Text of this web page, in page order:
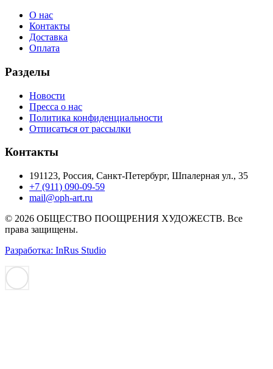
О нас
Контакты
Доставка
Оплата
Разделы
Новости
Пресса о нас
Политика конфиденциальности
Отписаться от рассылки
Контакты
191123, Россия, Санкт-Петербург, Шпалерная ул., 35
+7 (911) 090-09-59
mail@oph-art.ru
© 2026 ОБЩЕСТВО ПООЩРЕНИЯ ХУДОЖЕСТВ. Все
права защищены.
Разработка: InRus Studio